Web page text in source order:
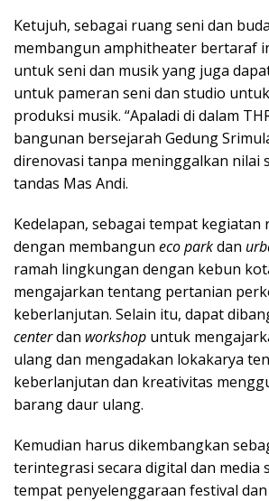
Ketujuh, sebagai ruang seni dan
membangun amphitheater bertaraf
untuk seni dan musik yang juga
untuk pameran seni dan studio
produksi musik. “Apaladi di dalam
bangunan bersejarah Gedung
direnovasi tanpa meninggalkan nilai
tandas Mas Andi.
Kedelapan, sebagai tempat
dengan membangun eco parkdan
ramah lingkungan dengan kebun
mengajarkan tentang pertanian
keberlanjutan. Selain itu, dapat
centerdan workshop untuk
ulang dan mengadakan lokakarya
keberlanjutan dan kreativitas
barang daur ulang.
Kemudian harus dikembangkan
terintegrasi secara digital dan media
tempat penyelenggaraan festival